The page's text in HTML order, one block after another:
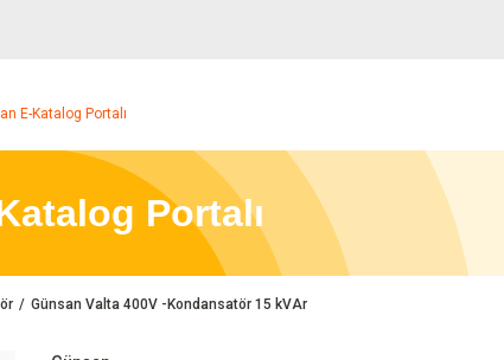
Portalı
Günsan Valta 400V -Kondansatör 15 kVAr